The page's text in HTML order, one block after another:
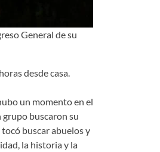
General de su
desde casa.
un momento en el
buscaron su
buscar abuelos y
la historia y la